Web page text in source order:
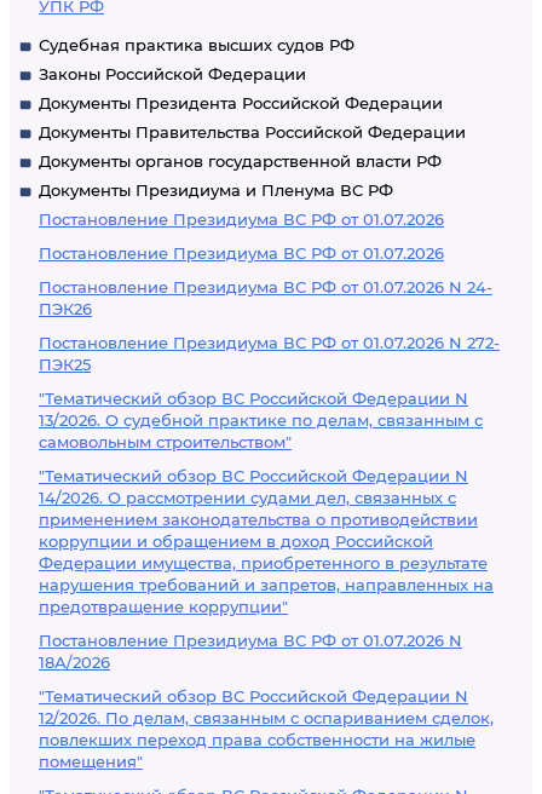
УПК РФ
Судебная практика высших судов РФ
Законы Российской Федерации
Документы Президента Российской Федерации
Документы Правительства Российской Федерации
Документы органов государственной власти РФ
Документы Президиума и Пленума ВС РФ
Постановление Президиума ВС РФ от 01.07.2026
Постановление Президиума ВС РФ от 01.07.2026
Постановление Президиума ВС РФ от 01.07.2026 N 24-
ПЭК26
Постановление Президиума ВС РФ от 01.07.2026 N 272-
ПЭК25
"Тематический обзор ВС Российской Федерации N
13/2026. О судебной практике по делам, связанным с
самовольным строительством"
"Тематический обзор ВС Российской Федерации N
14/2026. О рассмотрении судами дел, связанных с
применением законодательства о противодействии
коррупции и обращением в доход Российской
Федерации имущества, приобретенного в результате
нарушения требований и запретов, направленных на
предотвращение коррупции"
Постановление Президиума ВС РФ от 01.07.2026 N
18А/2026
"Тематический обзор ВС Российской Федерации N
12/2026. По делам, связанным с оспариванием сделок,
повлекших переход права собственности на жилые
помещения"